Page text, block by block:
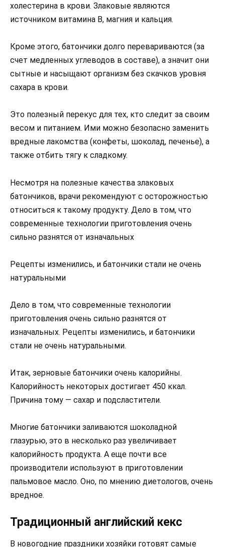
холестерина в крови. Злаковые являются
источником витамина В, магния и кальция.
Кроме этого, батончики долго перевариваются (за
счет медленных углеводов в составе), а значит они
сытные и насыщают организм без скачков уровня
сахара в крови.
Это полезный перекус для тех, кто следит за своим
весом и питанием. Ими можно безопасно заменить
вредные лакомства (конфеты, шоколад, печенье), а
также отбить тягу к сладкому.
Несмотря на полезные качества злаковых
батончиков, врачи рекомендуют с осторожностью
относиться к такому продукту. Дело в том, что
современные технологии приготовления очень
сильно разнятся от изначальных
Рецепты изменились, и батончики стали не очень
натуральными
Дело в том, что современные технологии
приготовления очень сильно разнятся от
изначальных. Рецепты изменились, и батончики
стали не очень натуральными.
Итак, зерновые батончики очень калорийны.
Калорийность некоторых достигает 450 ккал.
Причина тому — сахар и подсластители.
Многие батончики заливаются шоколадной
глазурью, это в несколько раз увеличивает
калорийность продукта. А еще почти все
производители используют в приготовлении
пальмовое масло. Оно, по мнению диетологов, очень
вредное.
Традиционный английский кекс
В новогодние праздники хозяйки готовят самые